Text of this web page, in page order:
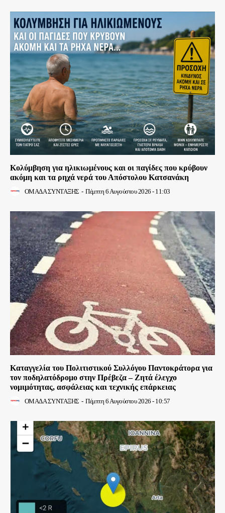
Κολύμβηση για ηλικιωμένους και οι παγίδες που κρύβουν
ακόμη και τα ρηχά νερά του Απόστολου Κατσανάκη
ΟΜΑΔΑ ΣΥΝΤΑΞΗΣ - Πέμπτη 6 Αυγούστου 2026 - 11:03
Καταγγελία του Πολιτιστικού Συλλόγου Παντοκράτορα για
τον ποδηλατόδρομο στην Πρέβεζα – Ζητά έλεγχο
νομιμότητας, ασφάλειας και τεχνικής επάρκειας
ΟΜΑΔΑ ΣΥΝΤΑΞΗΣ - Πέμπτη 6 Αυγούστου 2026 - 10:57